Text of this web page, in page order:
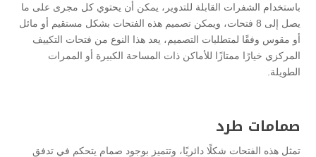
باستخدام الشفرات القابلة للتدوير، يمكن أن يحتوي كل مجرى على ما
يصل إلى 8 فتحات، ويمكن تصميم هذه الفتحات بشكل مستقيم أو مائل
أو مقوس وفقًا لمتطلبات التصميم، يعد هذا النوع من فتحات التكييف
المركزي خيارًا ممتازًا للأماكن ذات المساحة الكبيرة أو الممرات
الطويلة.
صمامات طرد
تمثل هذه الفتحات شكلًا دائريًا، وتتميز بوجود صمام يتحكم في تدفق